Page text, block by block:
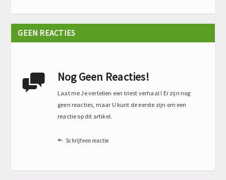
GEEN REACTIES
 Nog Geen Reacties!
Laat me Je vertellen een triest verhaal ! Er zijn nog
geen reacties, maar U kunt de eerste zijn om een
reactie op dit artikel.
 Schrijf een reactie